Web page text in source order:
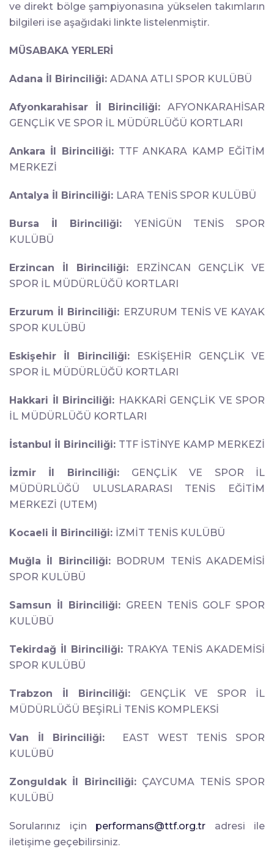
ve direkt bölge şampiyonasına yükselen takımların
bilgileri ise aşağıdaki linkte listelenmiştir.
MÜSABAKA YERLERİ
Adana İl Birinciliği: ADANA ATLI SPOR KULÜBÜ
Afyonkarahisar İl Birinciliği: AFYONKARAHİSAR
GENÇLİK VE SPOR İL MÜDÜRLÜĞÜ KORTLARI
Ankara İl Birinciliği: TTF ANKARA KAMP EĞİTİM
MERKEZİ
Antalya İl Birinciliği: LARA TENİS SPOR KULÜBÜ
Bursa İl Birinciliği:YENİGÜN TENİS SPOR
KULÜBÜ
Erzincan İl Birinciliği:
ERZİNCAN GENÇLİK VE
SPOR İL MÜDÜRLÜĞÜ KORTLARI
Erzurum İl Birinciliği: ERZURUM TENİS VE KAYAK
SPOR KULÜBÜ
Eskişehir İl Birinciliği:
ESKİŞEHİR GENÇLİK VE
SPOR İL MÜDÜRLÜĞÜ KORTLARI
Hakkari İl Birinciliği: HAKKARİ GENÇLİK VE SPOR
İL MÜDÜRLÜĞÜ KORTLARI
İstanbul İl Birinciliği: TTF İSTİNYE KAMP MERKEZİ
İzmir İl Birinciliği: GENÇLİK VE SPOR İL
MÜDÜRLÜĞÜ ULUSLARARASI TENİS EĞİTİM
MERKEZİ (UTEM)
Kocaeli İl Birinciliği: İZMİT TENİS KULÜBÜ
Muğla İl Birinciliği:
BODRUM TENİS AKADEMİSİ
SPOR KULÜBÜ
Samsun İl Birinciliği: GREEN TENİS GOLF SPOR
KULÜBÜ
Tekirdağ İl Birinciliği: TRAKYA TENİS AKADEMİSİ
SPOR KULÜBÜ
Trabzon İl Birinciliği: GENÇLİK VE SPOR İL
MÜDÜRLÜĞÜ BEŞİRLİ TENİS KOMPLEKSİ
Van İl Birinciliği:
EAST WEST TENİS SPOR
KULÜBÜ
Zonguldak İl Birinciliği: ÇAYCUMA TENİS SPOR
KULÜBÜ
Sorularınız için performans@ttf.org.tr adresi ile
iletişime geçebilirsiniz.